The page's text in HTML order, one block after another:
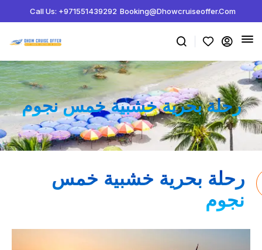
Call Us: +971551439292 Booking@dhowcruiseoffer.com
رحلة بحرية خشبية خمس نجوم
رحلة بحرية خشبية خمس
نجوم